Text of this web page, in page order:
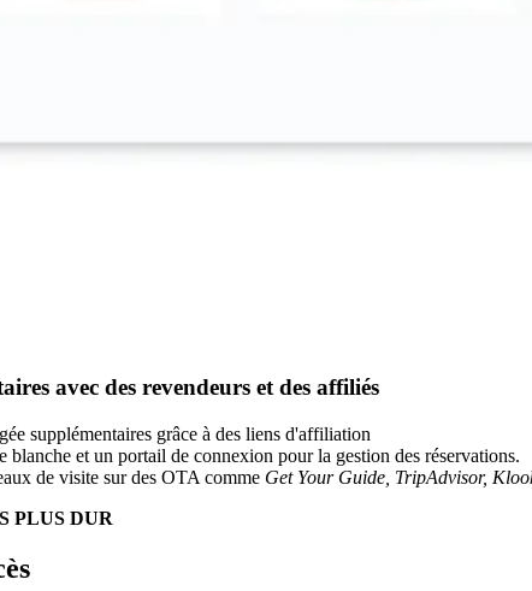
avec des revendeurs et des affiliés
supplémentaires grâce à des liens d'affiliation
et un portail de connexion pour la gestion des réservations.
de visite sur des OTA comme Get Your Guide, TripAdvisor,
PLUS DUR